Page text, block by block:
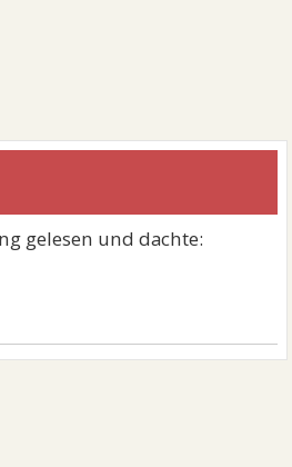
gelesen und dachte: